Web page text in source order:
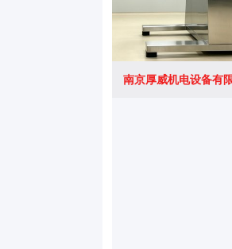
南京厚威机电设备有